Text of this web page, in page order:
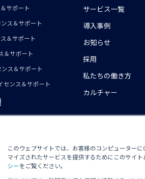
このウェブサイトでは、お客様のコンピューター
マイズされたサービスを提供するためにこのサイ
シーをご覧ください。
サポート
ス＆サポート
＆サポート
＆サポート
ス＆サポート
センス＆サポート
・構築
行
サービス一覧
導入事例
お知らせ
採用
私たちの働き方
カルチャー